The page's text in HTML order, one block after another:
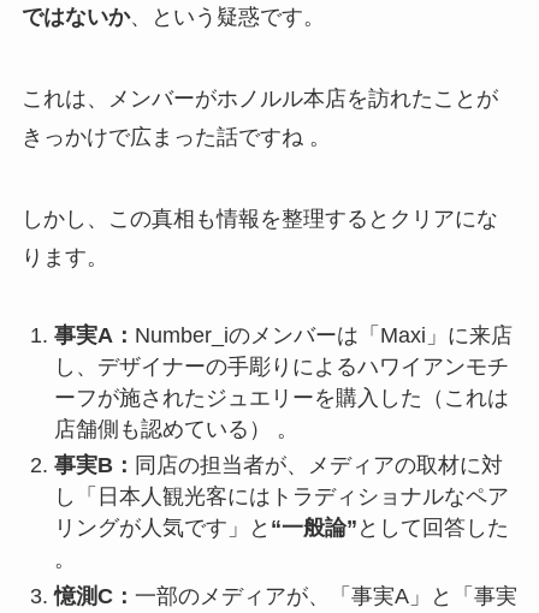
ではないか、という疑惑です。
これは、メンバーがホノルル本店を訪れたことが
きっかけで広まった話ですね 。
しかし、この真相も情報を整理するとクリアにな
ります。
事実A： Number_iのメンバーは「Maxi」に来店
し、デザイナーの手彫りによるハワイアンモチ
ーフが施されたジュエリーを購入した（これは
店舗側も認めている） 。
事実B： 同店の担当者が、メディアの取材に対
し「日本人観光客にはトラディショナルなペア
リングが人気です」と “一般論” として回答した
。
憶測C： 一部のメディアが、「事実A」と「事実